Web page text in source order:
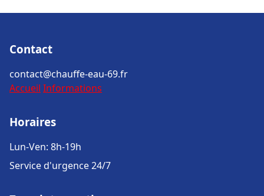
Contact
contact@chauffe-eau-69.fr
Accueil Informations
Horaires
Lun-Ven: 8h-19h
Service d'urgence 24/7